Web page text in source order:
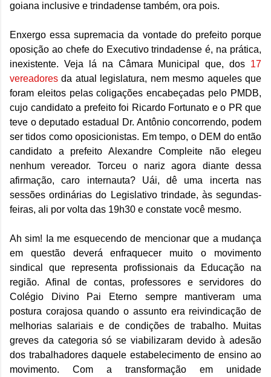
goiana inclusive e trindadense também, ora pois.
Enxergo essa supremacia da vontade do prefeito porque
oposição ao chefe do Executivo trindadense é, na prática,
inexistente. Veja lá na Câmara Municipal que, dos 17
vereadores da atual legislatura, nem mesmo aqueles que
foram eleitos pelas coligações encabeçadas pelo PMDB,
cujo candidato a prefeito foi Ricardo Fortunato e o PR que
teve o deputado estadual Dr. Antônio concorrendo, podem
ser tidos como oposicionistas. Em tempo, o DEM do então
candidato a prefeito Alexandre Compleite não elegeu
nenhum vereador. Torceu o nariz agora diante dessa
afirmação, caro internauta? Uái, dê uma incerta nas
sessões ordinárias do Legislativo trindade, às segundas-
feiras, ali por volta das 19h30 e constate você mesmo.
Ah sim! Ia me esquecendo de mencionar que a mudança
em questão deverá enfraquecer muito o movimento
sindical que representa profissionais da Educação na
região. Afinal de contas, professores e servidores do
Colégio Divino Pai Eterno sempre mantiveram uma
postura corajosa quando o assunto era reivindicação de
melhorias salariais e de condições de trabalho. Muitas
greves da categoria só se viabilizaram devido à adesão
dos trabalhadores daquele estabelecimento de ensino ao
movimento. Com a transformação em unidade